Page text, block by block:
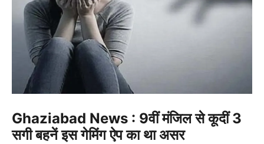
Ghaziabad News : 9वीं मंजिल से कूदीं 3
सगी बहनें इस गेमिंग ऐप का था असर